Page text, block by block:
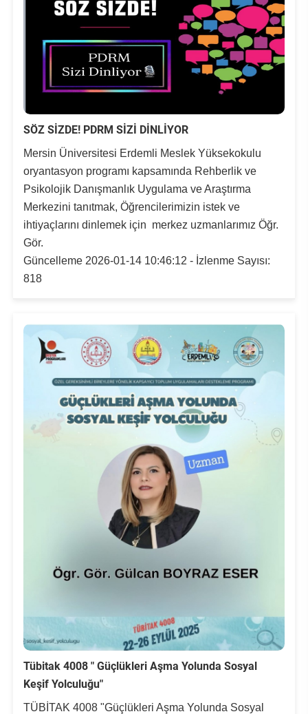
SÖZ SİZDE! PDRM SİZİ DİNLİYOR
Mersin Üniversitesi Erdemli Meslek Yüksekokulu
oryantasyon programı kapsamında Rehberlik ve
Psikolojik Danışmanlık Uygulama ve Araştırma
Merkezini tanıtmak, Öğrencilerimizin istek ve
ihtiyaçlarını dinlemek için merkez uzmanlarımız Öğr.
Gör.
Güncelleme 2026-01-14 10:46:12 - İzlenme Sayısı:
818
Tübitak 4008 " Güçlükleri Aşma Yolunda Sosyal
Keşif Yolculuğu"
TÜBİTAK 4008 "Güçlükleri Aşma Yolunda Sosyal